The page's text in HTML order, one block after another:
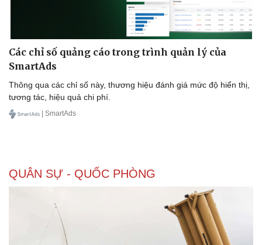
Các chỉ số quảng cáo trong trình quản lý của
SmartAds
Thông qua các chỉ số này, thương hiệu đánh giá mức độ hiển thị,
tương tác, hiệu quả chi phí.
| SmartAds
QUÂN SỰ - QUỐC PHÒNG